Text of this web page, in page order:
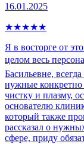
16.01.2025
★★★★★
Я в восторге от
целом весь
Басильевне,
нужные конкретно
чистку и плазму,
основателю
который также
рассказал о
сфере, приду